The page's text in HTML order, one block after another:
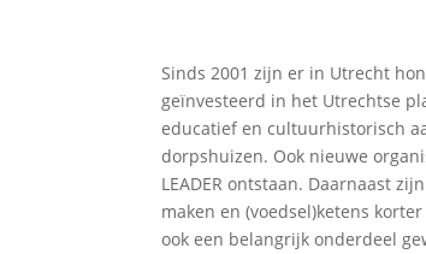
Sinds 2001 zijn er in Utrecht
geïnvesteerd in het Utrechtse
educatief en cultuurhistorisch
dorpshuizen. Ook nieuwe
LEADER ontstaan. Daarnaast
maken en (voedsel)ketens
ook een belangrijk onderdeel